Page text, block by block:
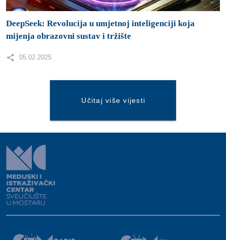
DeepSeek: Revolucija u umjetnoj inteligenciji koja
mijenja obrazovni sustav i tržište
05.02.2025
Učitaj više vijesti